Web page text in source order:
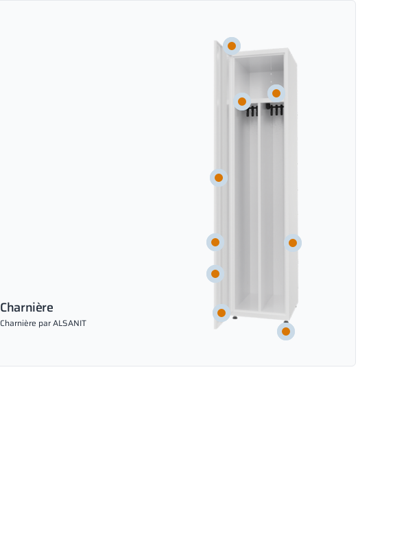
Charnière
Charnière par ALSANIT